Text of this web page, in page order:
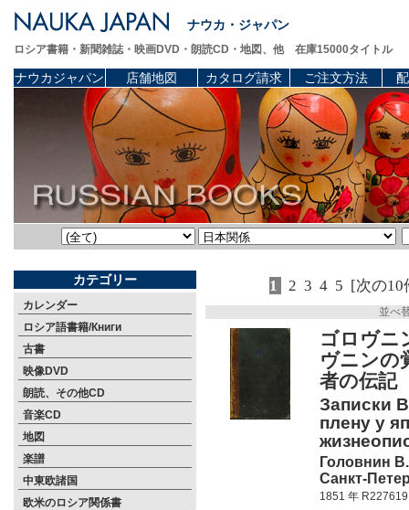
ナウカ・ジャパン
ロシア書籍・新聞雑誌・映画DVD・朗読CD・地図、他 在庫15000タイトル
ナウカジャパン 店舗地図 カタログ請求 ご注文方法
カテゴリー
カレンダー
ロシア語書籍/Книги
古書
映像DVD
朗読、その他CD
音楽CD
地図
楽譜
中東欧諸国
欧米のロシア関係書
1 2 3 4 5 [次の10
並べ
ゴロヴニ
ヴニンの
者の伝
Записки
плену у
Головнин
Санкт-
1851 年 R227619